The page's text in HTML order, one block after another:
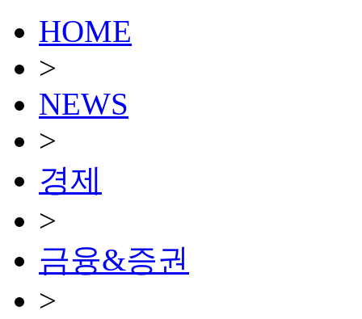
HOME
>
NEWS
>
경제
>
금융&증권
>